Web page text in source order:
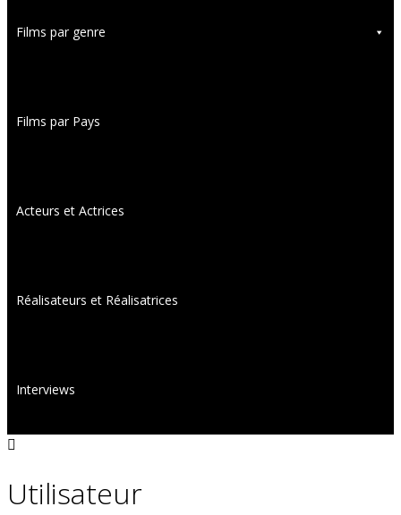
Films par genre
Films par Pays
Acteurs et Actrices
Réalisateurs et Réalisatrices
Interviews
Utilisateur